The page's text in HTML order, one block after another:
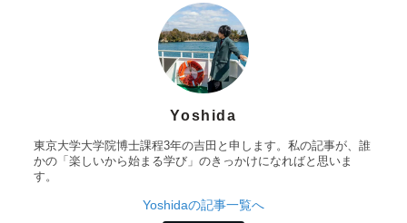
Yoshida
東京大学大学院博士課程3年の吉田と申します。私の記事が、誰
かの「楽しいから始まる学び」のきっかけになればと思いま
す。
Yoshidaの記事一覧へ